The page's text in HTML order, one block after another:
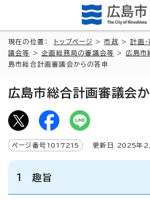
現在の位置： トップページ >市政 >計画
議会等
>企画総務局の審議会等 > 広島市
島市総合計画審議会からの答申
広島市総合計画審議会
ページ番号 1017215 更新日 2025年2
1 趣旨